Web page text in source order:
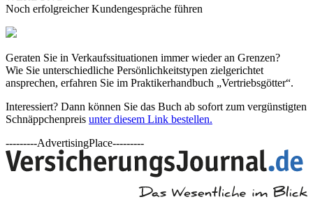
Noch erfolgreicher Kundengespräche führen
Geraten Sie in Verkaufssituationen immer wieder an Grenzen?
Wie Sie unterschiedliche Persönlichkeitstypen zielgerichtet
ansprechen, erfahren Sie im Praktikerhandbuch „Vertriebsgötter“.
Interessiert? Dann können Sie das Buch ab sofort zum vergünstigten
Schnäppchenpreis unter diesem Link bestellen.
---------AdvertisingPlace---------